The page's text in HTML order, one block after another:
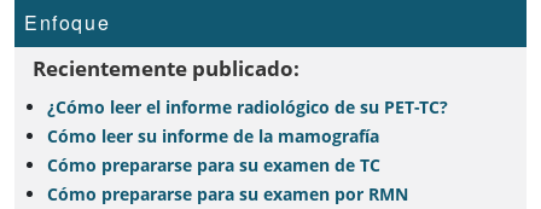
Enfoque
Recientemente publicado:
¿Cómo leer el informe radiológico de su PET-TC?
Cómo leer su informe de la mamografía
Cómo prepararse para su examen de TC
Cómo prepararse para su examen por RMN